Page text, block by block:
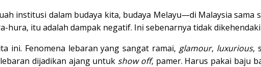
institusi dalam budaya kita, budaya Melayu—di Malaysia sama
itu adalah dampak negatif. Ini sebenarnya tidak
ini. Fenomena lebaran yang sangat ramai, glamour, luxurious,
dijadikan ajang untuk show off, pamer. Harus pakai baju